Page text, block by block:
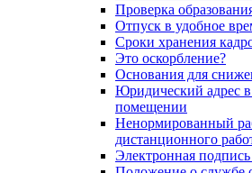
Проверка
Отпуск в удобное
Сроки хранения
Это оскорбление?
Основания для
Юридический адрес
помещении
Ненормированный
дистанционного
Электронная подпись